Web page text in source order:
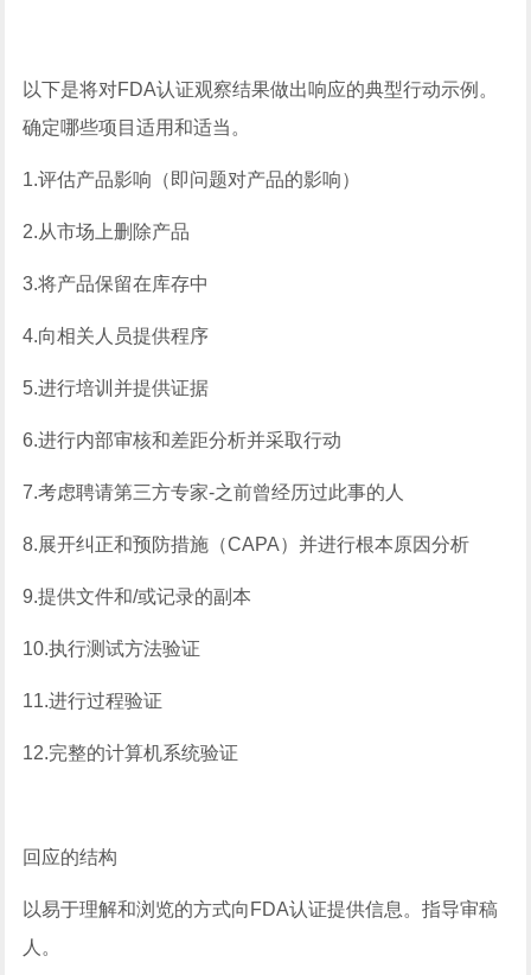
以下是将对FDA认证观察结果做出响应的典型行动示例。
确定哪些项目适用和适当。
1.评估产品影响（即问题对产品的影响）
2.从市场上删除产品
3.将产品保留在库存中
4.向相关人员提供程序
5.进行培训并提供证据
6.进行内部审核和差距分析并采取行动
7.考虑聘请第三方专家-之前曾经历过此事的人
8.展开纠正和预防措施（CAPA）并进行根本原因分析
9.提供文件和/或记录的副本
10.执行测试方法验证
11.进行过程验证
12.完整的计算机系统验证
回应的结构
以易于理解和浏览的方式向FDA认证提供信息。指导审稿
人。